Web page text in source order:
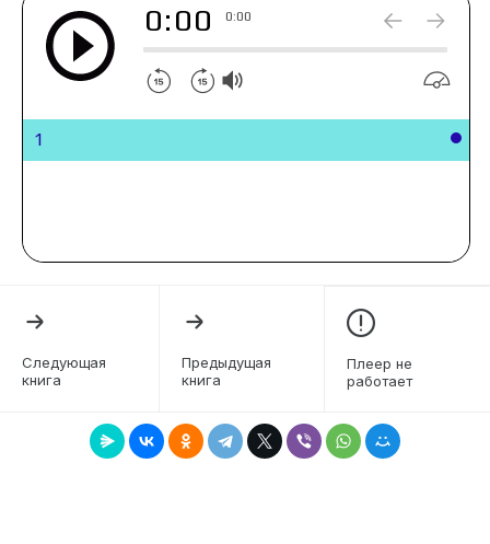
0:00 0:00
1
Следующая
книга
Предыдущая
книга
Плеер не
работает